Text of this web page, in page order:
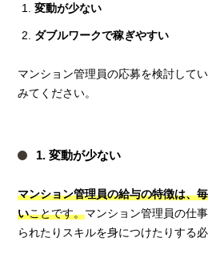
変動が少ない
ダブルワークで稼ぎやすい
マンション管理員の応募を検討して
みてください。
1. 変動が少ない
マンション管理員の給与の特徴は、
いことです。マンション管理員の仕
られたりスキルを身につけたりする